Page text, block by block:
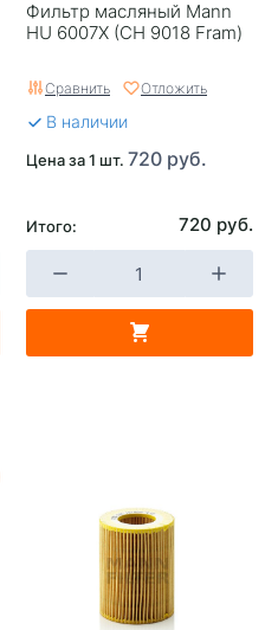
Фильтр масляный Mann
HU 6007X (CH 9018 Fram)
Сравнить Отложить
В наличии
Цена за 1 шт. 720 руб.
Итого: 720 руб.